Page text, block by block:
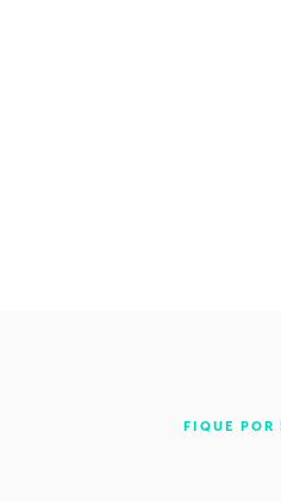
FIQUE POR